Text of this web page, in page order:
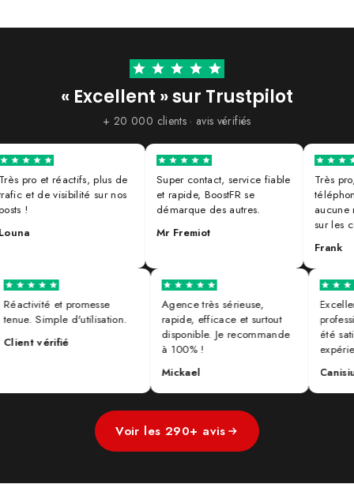
« Excellent » sur Trustpilot
+ 20 000 clients · avis vérifiés
pro et réactifs, plus de
et de visibilité sur nos
!
Super contact, service fiable
et rapide, BoostFR se
démarque des autres.
Mr Fremiot
Très pro,
aucune
sur les
Frank
Réactivité et promesse
tenue. Simple d'utilisation.
Client vérifié
Agence très sérieuse,
rapide, efficace et surtout
disponible. Je recommande
à 100% !
Mickael
été
Voir les 290+ avis